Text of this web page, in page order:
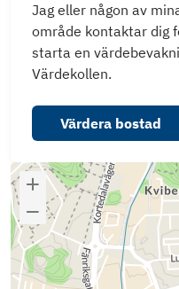
Jag eller någon av
område kontaktar dig
starta en
Värdekollen.
Värdera bostad